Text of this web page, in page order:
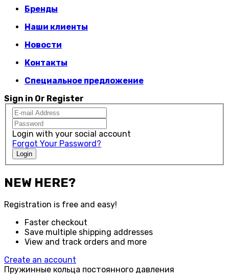
Бренды
Наши клиенты
Новости
Контакты
Специальное предложение
Sign in Or Register
Login with your social account
Forgot Your Password?
Login
NEW HERE?
Registration is free and easy!
Faster checkout
Save multiple shipping addresses
View and track orders and more
Create an account
Пружинные кольца постоянного давления